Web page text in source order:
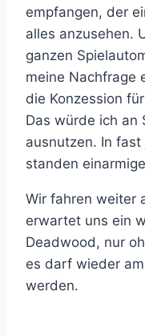
empfangen, der
alles anzusehen.
ganzen
meine Nachfrage
die Konzession
Das würde ich an
ausnutzen. In
standen
Wir fahren weiter
erwartet uns ein
Deadwood, nur
es darf wieder
werden.